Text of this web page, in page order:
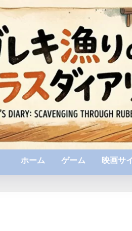
ホーム ゲーム 映画サ